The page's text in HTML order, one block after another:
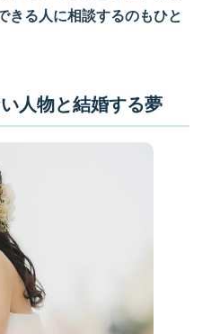
きる人に相談するのもひと
人物と結婚する夢